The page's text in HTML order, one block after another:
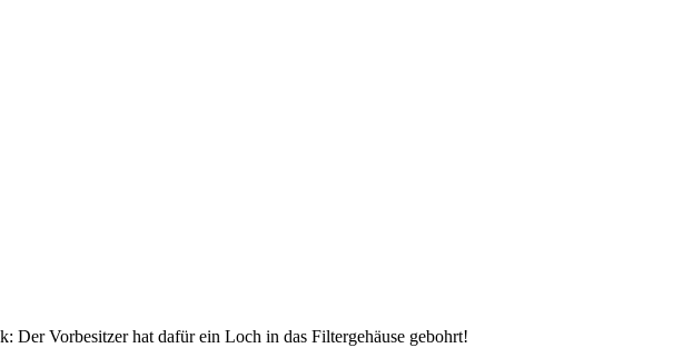
Der Vorbesitzer hat dafür ein Loch in das Filtergehäuse gebohrt!